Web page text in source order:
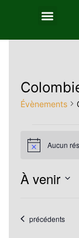
Évènements
Notice Aucun
À venir
une
Évènements
précédents